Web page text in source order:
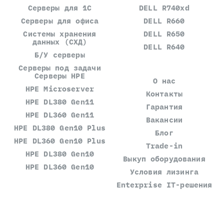
Серверы для 1С
Серверы для офиса
Системы хранения
данных (СХД)
Б/У серверы
Серверы под задачи
DELL R740xd
DELL R660
DELL R650
DELL R640
Серверы HPE
HPE Microserver
HPE DL380 Gen11
HPE DL360 Gen11
HPE DL380 Gen10 Plus
HPE DL360 Gen10 Plus
HPE DL380 Gen10
HPE DL360 Gen10
О нас
Контакты
Гарантия
Вакансии
Блог
Trade-in
Выкуп оборудования
Условия лизинга
Enterprise IT-решения